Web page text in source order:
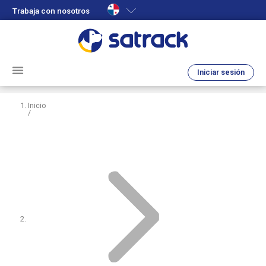
Trabaja con nosotros
Iniciar sesión
Inicio